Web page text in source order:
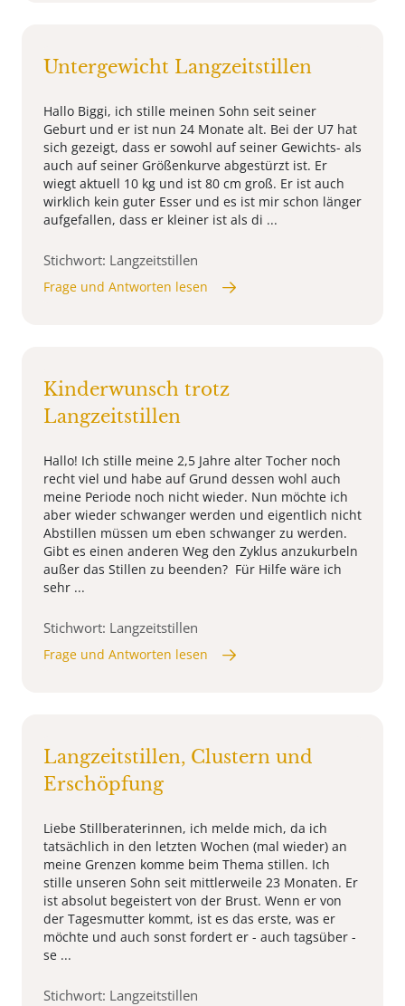
Untergewicht Langzeitstillen
Hallo Biggi, ich stille meinen Sohn seit seiner
Geburt und er ist nun 24 Monate alt. Bei der U7 hat
sich gezeigt, dass er sowohl auf seiner Gewichts- als
auch auf seiner Größenkurve abgestürzt ist. Er
wiegt aktuell 10 kg und ist 80 cm groß. Er ist auch
wirklich kein guter Esser und es ist mir schon länger
aufgefallen, dass er kleiner ist als di ...
Stichwort: Langzeitstillen
Frage und Antworten lesen
Kinderwunsch trotz
Langzeitstillen
Hallo! Ich stille meine 2,5 Jahre alter Tocher noch
recht viel und habe auf Grund dessen wohl auch
meine Periode noch nicht wieder. Nun möchte ich
aber wieder schwanger werden und eigentlich nicht
Abstillen müssen um eben schwanger zu werden.
Gibt es einen anderen Weg den Zyklus anzukurbeln
außer das Stillen zu beenden? Für Hilfe wäre ich
sehr ...
Stichwort: Langzeitstillen
Frage und Antworten lesen
Langzeitstillen, Clustern und
Erschöpfung
Liebe Stillberaterinnen, ich melde mich, da ich
tatsächlich in den letzten Wochen (mal wieder) an
meine Grenzen komme beim Thema stillen. Ich
stille unseren Sohn seit mittlerweile 23 Monaten. Er
ist absolut begeistert von der Brust. Wenn er von
der Tagesmutter kommt, ist es das erste, was er
möchte und auch sonst fordert er - auch tagsüber -
se ...
Stichwort: Langzeitstillen